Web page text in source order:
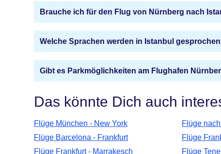
Brauche ich für den Flug von Nürnberg nach
Welche Sprachen werden in Istanbul
Gibt es Parkmöglichkeiten am Flughafen
Das könnte Dich auch
Flüge München - New York Flüge
Flüge Barcelona - Frankfurt
Flüge
Flüge Frankfurt - Marrakesch
Flüge